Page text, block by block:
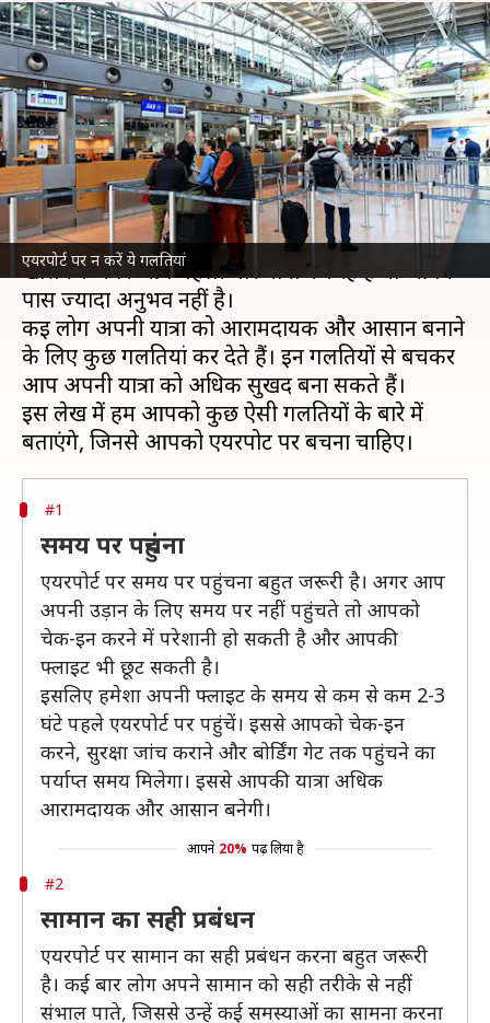
एयरपोर्ट पर न करें ये गलतियां
एयरपोर्ट पर भूल से भी न करें ये 5
गलतियां, यात्रा बन जाएगी
आरामदायक
लेखन अंजली Jul 06, 2026 06:31 pm
क्या है खबर?
एयरपोर्ट पर यात्रा करना कभी-कभी मुश्किल हो सकता है।
खासकर अगर आप पहली बार यात्रा कर रहे हैं या आपके
पास ज्यादा अनुभव नहीं है।
कई लोग अपनी यात्रा को आरामदायक और आसान बनाने
के लिए कुछ गलतियां कर देते हैं। इन गलतियों से बचकर
आप अपनी यात्रा को अधिक सुखद बना सकते हैं।
इस लेख में हम आपको कुछ ऐसी गलतियों के बारे में
#1
समय पर पहुंचना
एयरपोर्ट पर समय पर पहुंचना बहुत जरूरी है। अगर आप
अपनी उड़ान के लिए समय पर नहीं पहुंचते तो आपको
चेक-इन करने में परेशानी हो सकती है और आपकी
फ्लाइट भी छूट सकती है।
इसलिए हमेशा अपनी फ्लाइट के समय से कम से कम 2-3
घंटे पहले एयरपोर्ट पर पहुंचें। इससे आपको चेक-इन
करने, सुरक्षा जांच कराने और बोर्डिंग गेट तक पहुंचने का
पर्याप्त समय मिलेगा। इससे आपकी यात्रा अधिक
आरामदायक और आसान बनेगी।
आपने 20% पढ़ लिया है
#2
सामान का सही प्रबंधन
एयरपोर्ट पर सामान का सही प्रबंधन करना बहुत जरूरी
है। कई बार लोग अपने सामान को सही तरीके से नहीं
संभाल पाते, जिससे उन्हें कई समस्याओं का सामना करना